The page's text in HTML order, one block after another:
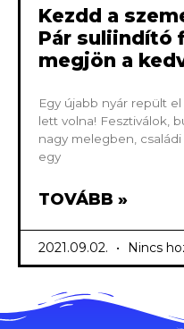
Kezdd a
Pár suliindító
megjön a
Egy újabb nyár repült
lett volna! Fesztiválok,
nagy melegben,
egy
TOVÁBB »
2021.09.02. Nincs